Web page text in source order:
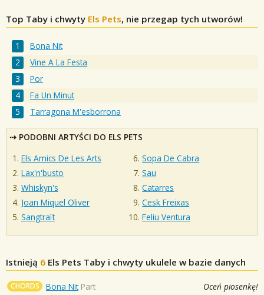
Top Taby i chwyty Els Pets, nie przegap tych utworów!
Bona Nit
Vine A La Festa
Por
Fa Un Minut
Tarragona M'esborrona
PODOBNI ARTYŚCI DO ELS PETS
Els Amics De Les Arts
Lax'n'busto
Whiskyn's
Joan Miquel Oliver
Sangtraït
Sopa De Cabra
Sau
Catarres
Cesk Freixas
Feliu Ventura
Istnieją 6 Els Pets Taby i chwyty ukulele w bazie danych
CHORDS Bona Nit Part Oceń piosenkę!